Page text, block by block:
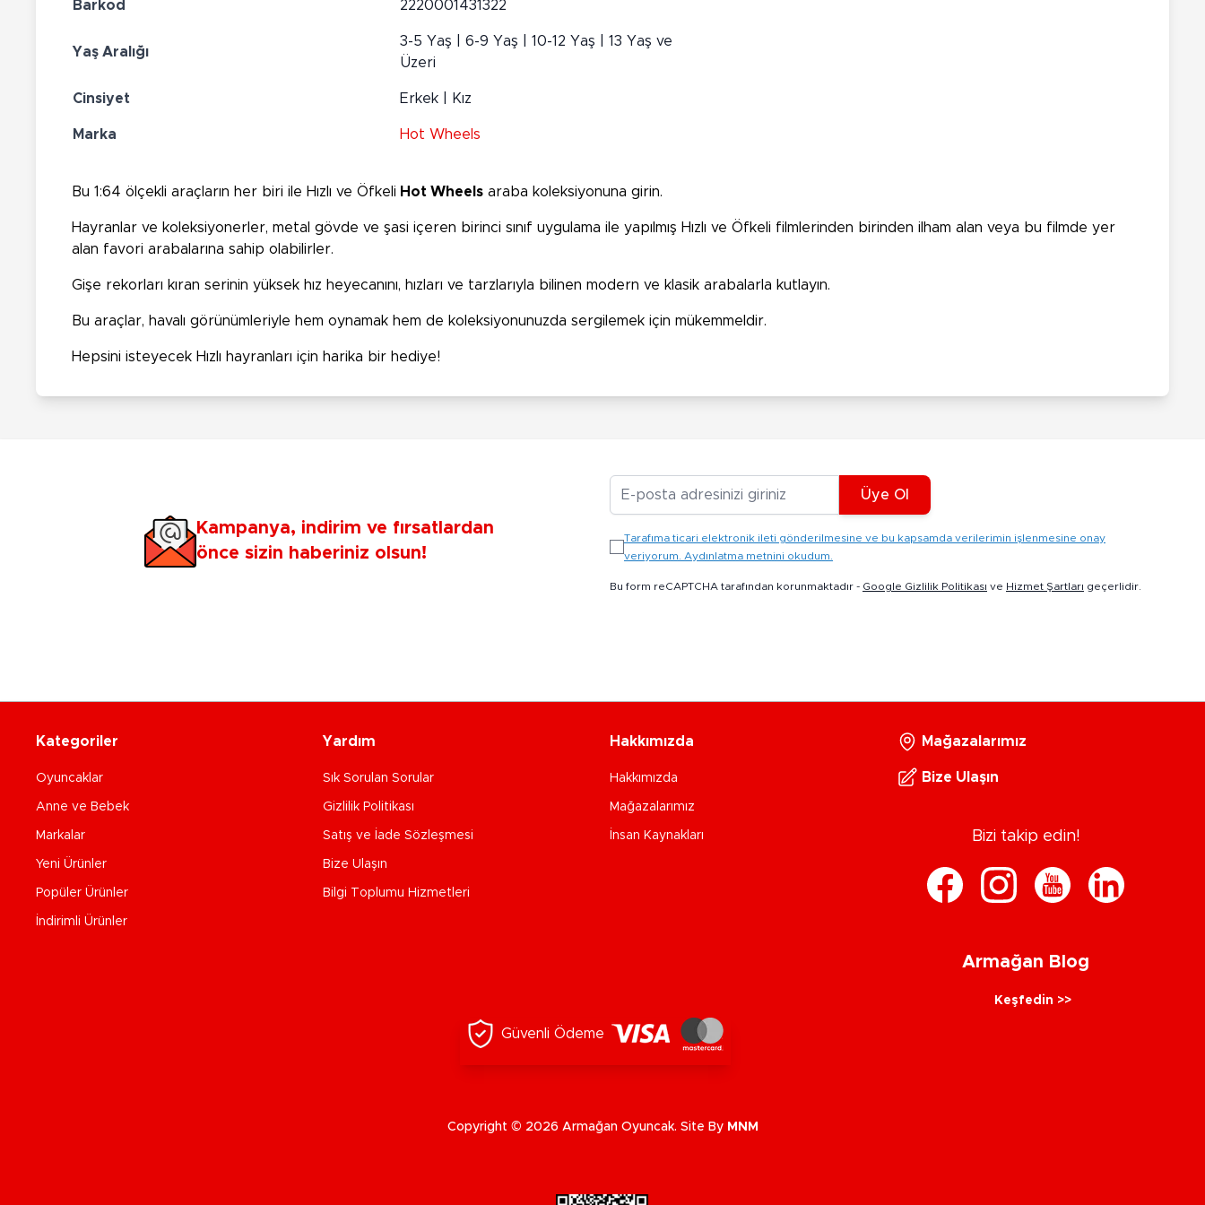
Barkod 2220001431322
Yaş Aralığı
3-5 Yaş | 6-9 Yaş | 10-12 Yaş | 13 Yaş ve
Üzeri
Cinsiyet Erkek | Kız
Marka Hot Wheels
Bu 1:64 ölçekli araçların her biri ile Hızlı ve Öfkeli Hot Wheels araba koleksiyonuna girin.
Hayranlar ve koleksiyonerler, metal gövde ve şasi içeren birinci sınıf uygulama ile yapılmış Hızlı ve Öfkeli filmlerinden birinden ilham alan veya bu filmde yer
alan favori arabalarına sahip olabilirler.
Gişe rekorları kıran serinin yüksek hız heyecanını, hızları ve tarzlarıyla bilinen modern ve klasik arabalarla kutlayın.
Bu araçlar, havalı görünümleriyle hem oynamak hem de koleksiyonunuzda sergilemek için mükemmeldir.
Hepsini isteyecek Hızlı hayranları için harika bir hediye!
Kampanya, indirim ve fırsatlardan
önce sizin haberiniz olsun!
Üye Ol
Tarafıma ticari elektronik ileti gönderilmesine ve bu kapsamda verilerimin işlenmesine onay
veriyorum. Aydınlatma metnini okudum.
Bu form reCAPTCHA tarafından korunmaktadır - Google Gizlilik Politikası ve Hizmet Şartları geçerlidir.
Kategoriler
Oyuncaklar
Anne ve Bebek
Markalar
Yeni Ürünler
Popüler Ürünler
İndirimli Ürünler
Yardım
Sık Sorulan Sorular
Gizlilik Politikası
Satış ve İade Sözleşmesi
Bize Ulaşın
Bilgi Toplumu Hizmetleri
Hakkımızda
Hakkımızda
Mağazalarımız
İnsan Kaynakları
Mağazalarımız
Bize Ulaşın
Bizi takip edin!
Armağan Blog
Keşfedin >>
Güvenli Ödeme
Copyright © 2026 Armağan Oyuncak. Site By MNM